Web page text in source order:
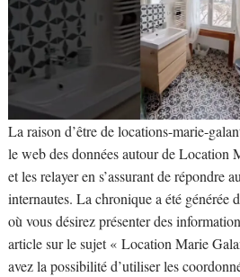
La raison d’être de locations-marie-
le web des données autour de Location
et les relayer en s’assurant de répondre
internautes. La chronique a été générée
où vous désirez présenter des
article sur le sujet « Location Marie
avez la possibilité d’utiliser les